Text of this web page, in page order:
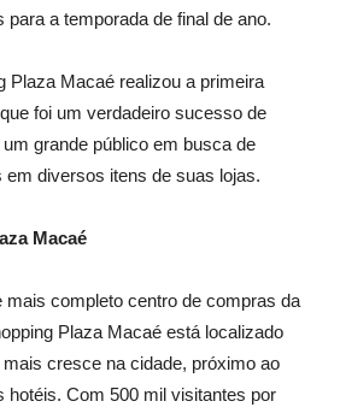
a temporada de final de ano.
Plaza Macaé realizou a primeira
foi um verdadeiro sucesso de
grande público em busca de
diversos itens de suas lojas.
Macaé
mais completo centro de compras da
Plaza Macaé está localizado
cresce na cidade, próximo ao
hotéis. Com 500 mil visitantes por